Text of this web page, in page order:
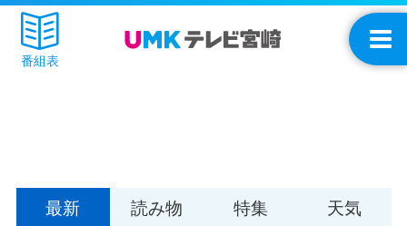
番組表
最新 読み物 特集 天気